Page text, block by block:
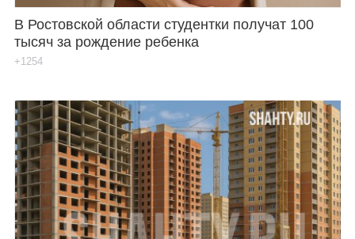
В Ростовской области студентки получат 100
тысяч за рождение ребенка
+1254